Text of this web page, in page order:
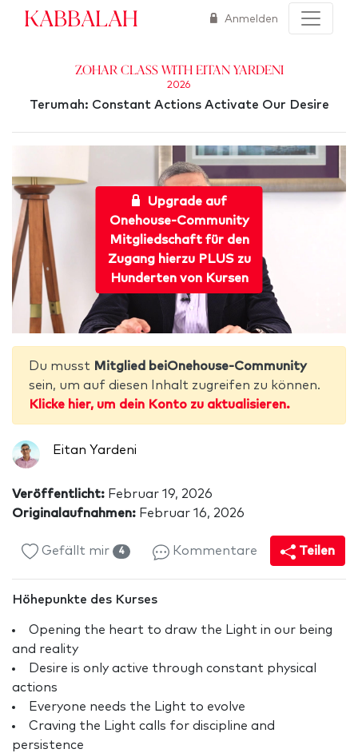
Kabbalah Anmelden
Zohar Class with Eitan Yardeni
2026
Terumah: Constant Actions Activate Our Desire
Upgrade auf
Onehouse-Community
Mitgliedschaft für den
Zugang hierzu PLUS zu
Hunderten von Kursen
Du musst Mitglied beiOnehouse-Community
sein, um auf diesen Inhalt zugreifen zu können.
Klicke hier, um dein Konto zu aktualisieren.
Eitan Yardeni
Veröffentlicht: Februar 19, 2026
Originalaufnahmen: Februar 16, 2026
Gefällt mir 4 Kommentare Teilen
Höhepunkte des Kurses
Opening the heart to draw the Light in our being
and reality
Desire is only active through constant physical
actions
Everyone needs the Light to evolve
Craving the Light calls for discipline and
persistence